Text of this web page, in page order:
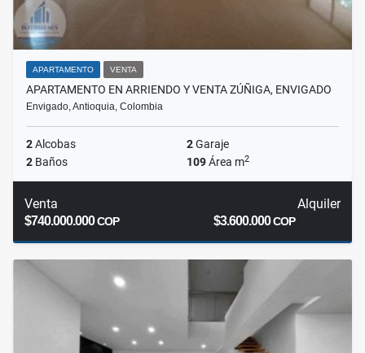
APARTAMENTO VENTA
APARTAMENTO EN ARRIENDO Y VENTA ZÚÑIGA, ENVIGADO
Envigado, Antioquia, Colombia
2Alcobas 2Garaje
2 Baños 109Área m2
Venta
$740.000.000COP
Alquiler
$3.600.000COP